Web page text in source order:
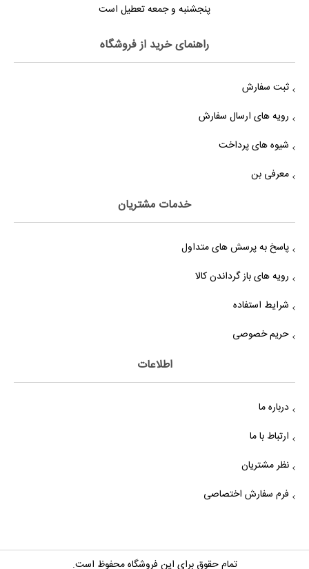
پنجشنبه و جمعه تعطیل است
راهنمای خرید از فروشگاه
ثبت سفارش
رویه های ارسال سفارش
شیوه های پرداخت
معرفی بن
خدمات مشتریان
پاسخ به پرسش های متداول
رویه های باز گرداندن کالا
شرایط استفاده
حریم خصوصی
اطلاعات
درباره ما
ارتباط با ما
نظر مشتریان
فرم سفارش اختصاصی
تمام حقوق برای این فروشگاه محفوظ است.